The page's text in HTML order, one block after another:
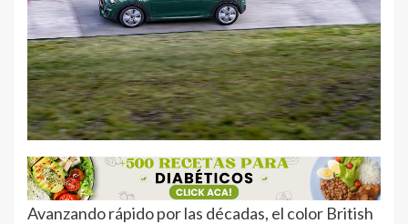
Avanzando rápido por las décadas, el color British